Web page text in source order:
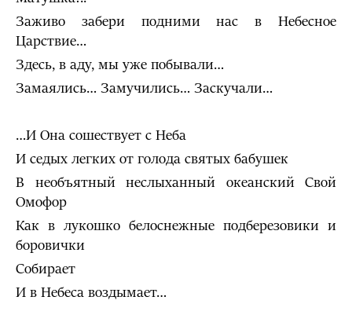
Заживо забери подними нас в Небесное
Царствие…
Здесь, в аду, мы уже побывали…
Замаялись… Замучились… Заскучали…
…И Она сошествует с Неба
И седых легких от голода святых бабушек
В необъятный неслыханный океанский Свой
Омофор
Как в лукошко белоснежные подберезовики и
боровички
Собирает
И в Небеса воздымает…